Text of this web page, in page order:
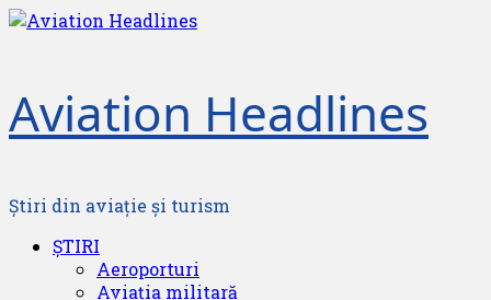
Skip
Aviation Headlines
Știri din aviație și turism
Primary
ȘTIRI
Aeroporturi
Aviația militară